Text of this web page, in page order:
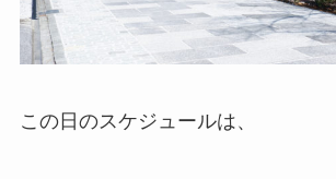
この日のスケジュールは、